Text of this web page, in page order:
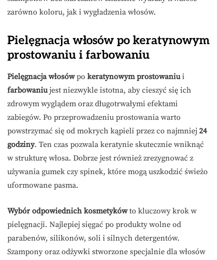
zarówno koloru, jak i wygładzenia włosów.
Pielęgnacja włosów po keratynowym
prostowaniu i farbowaniu
Pielęgnacja włosówpo keratynowym prostowaniui
farbowaniujest niezwykle istotna, aby cieszyć się ich
zdrowym wyglądem oraz długotrwałymi efektami
zabiegów. Po przeprowadzeniu prostowania warto
powstrzymać się od mokrych kąpieli przez co najmniej 24
godziny. Ten czas pozwala keratynie skutecznie wniknąć
w strukturę włosa. Dobrze jest również zrezygnować z
używania gumek czy spinek, które mogą uszkodzić świeżo
uformowane pasma.
Wybór odpowiednich kosmetykówto kluczowy krok w
pielęgnacji. Najlepiej sięgać po produkty wolne od
parabenów, silikonów, soli i silnych detergentów.
Szampony oraz odżywki stworzone specjalnie dla włosów